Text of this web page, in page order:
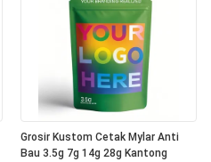
Grosir Kustom Cetak Mylar Anti
Bau 3.5g 7g 14g 28g Kantong